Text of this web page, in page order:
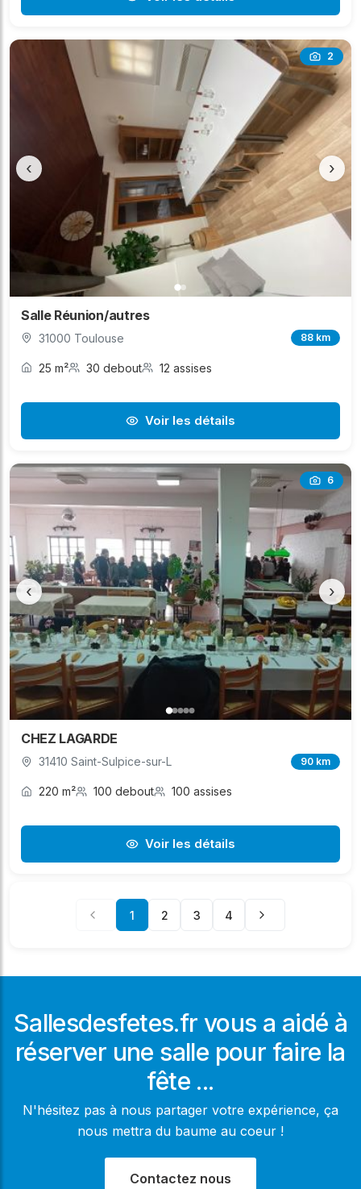
2
‹ ›
Salle Réunion/autres
31000 Toulouse 88 km
25 m² 30 debout 12 assises
Voir les détails
6
‹ ›
CHEZ LAGARDE
31410 Saint-Sulpice-sur-L 90 km
220 m² 100 debout 100 assises
Voir les détails
1 2 3 4
Sallesdesfetes.fr vous a aidé à
réserver une salle pour faire la
fête ...
N'hésitez pas à nous partager votre expérience, ça
nous mettra du baume au coeur !
Contactez nous